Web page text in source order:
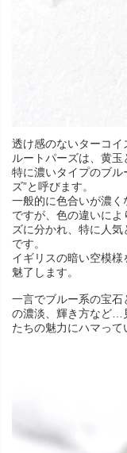
透け感のないターコ
ルートパーズは、黄
特に濃いタイプのブル
ズ”と呼びます。
一般的に色合いが濃
ですが、色の違いに
ズに分かれ、特に人
です。
イギリスの暗い空模
魅了します。
一言でブルー系の宝
の濃淡、輝き方など…
たちの魅力にハマって